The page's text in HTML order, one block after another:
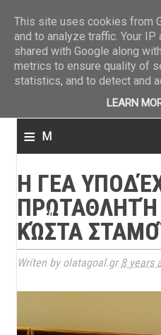
≡ M
u
H ΓΕΑ
ΚΏΣΤΑ
Writen by olatagoal.gr8 years
This site uses cookies from
and to analyze traffic. Your
shared with Google along
metrics to ensure quality of
statistics, and to detect and
LEARN